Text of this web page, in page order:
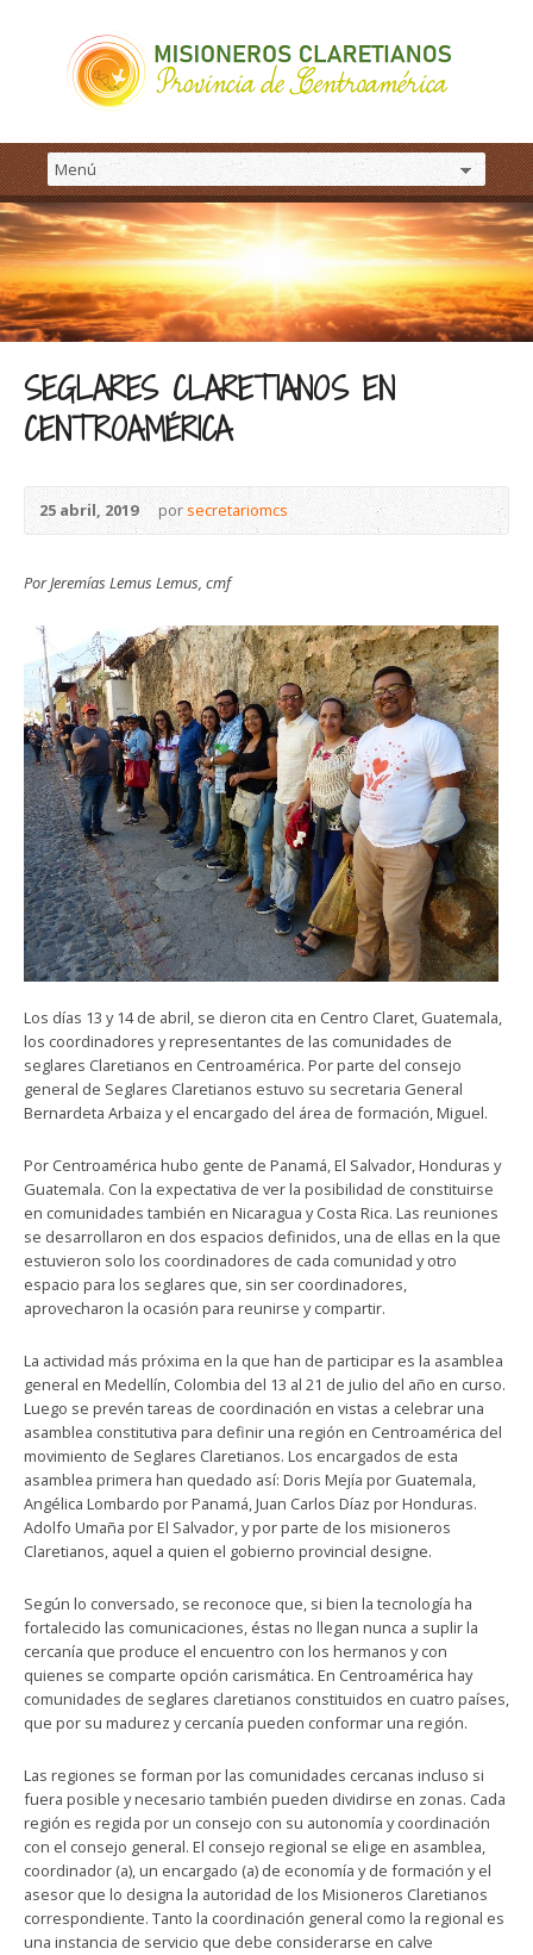
SEGLARES CLARETIANOS EN
CENTROAMÉRICA
25 abril, 2019 porsecretariomcs
Por Jeremías Lemus Lemus, cmf
Los días 13 y 14 de abril, se dieron cita en Centro Claret, Guatemala,
los coordinadores y representantes de las comunidades de
seglares Claretianos en Centroamérica. Por parte del consejo
general de Seglares Claretianos estuvo su secretaria General
Bernardeta Arbaiza y el encargado del área de formación, Miguel.
Por Centroamérica hubo gente de Panamá, El Salvador, Honduras y
Guatemala. Con la expectativa de ver la posibilidad de constituirse
en comunidades también en Nicaragua y Costa Rica. Las reuniones
se desarrollaron en dos espacios definidos, una de ellas en la que
estuvieron solo los coordinadores de cada comunidad y otro
espacio para los seglares que, sin ser coordinadores,
aprovecharon la ocasión para reunirse y compartir.
La actividad más próxima en la que han de participar es la asamblea
general en Medellín, Colombia del 13 al 21 de julio del año en curso.
Luego se prevén tareas de coordinación en vistas a celebrar una
asamblea constitutiva para definir una región en Centroamérica del
movimiento de Seglares Claretianos. Los encargados de esta
asamblea primera han quedado así: Doris Mejía por Guatemala,
Angélica Lombardo por Panamá, Juan Carlos Díaz por Honduras.
Adolfo Umaña por El Salvador, y por parte de los misioneros
Claretianos, aquel a quien el gobierno provincial designe.
Según lo conversado, se reconoce que, si bien la tecnología ha
fortalecido las comunicaciones, éstas no llegan nunca a suplir la
cercanía que produce el encuentro con los hermanos y con
quienes se comparte opción carismática. En Centroamérica hay
comunidades de seglares claretianos constituidos en cuatro países,
que por su madurez y cercanía pueden conformar una región.
Las regiones se forman por las comunidades cercanas incluso si
fuera posible y necesario también pueden dividirse en zonas. Cada
región es regida por un consejo con su autonomía y coordinación
con el consejo general. El consejo regional se elige en asamblea,
coordinador (a), un encargado (a) de economía y de formación y el
asesor que lo designa la autoridad de los Misioneros Claretianos
correspondiente. Tanto la coordinación general como la regional es
una instancia de servicio que debe considerarse en calve